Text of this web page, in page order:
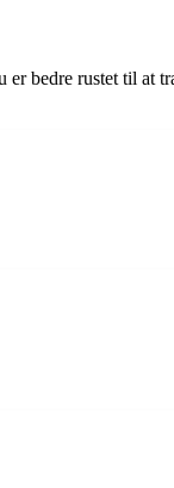
bedre rustet til at